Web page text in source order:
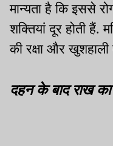
मान्यता है कि इससे
शक्तियां दूर होती हैं.
की रक्षा और
दहन के बाद राख